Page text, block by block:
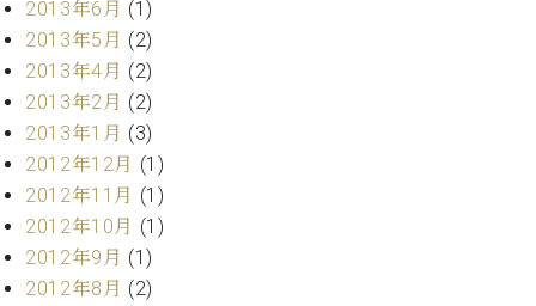
せ
ア
テ
ィ
ス
ト
カ
2013年6月 (1)
2013年5月 (2)
2013年4月 (2)
2013年2月 (2)
2013年1月 (3)
2012年12月 (1)
2012年11月 (1)
2012年10月 (1)
2012年9月 (1)
2012年8月 (2)